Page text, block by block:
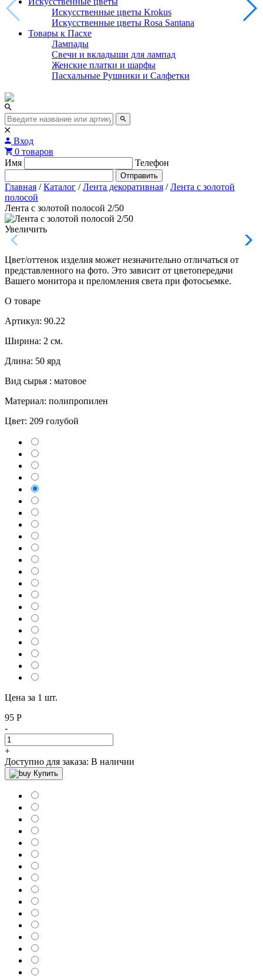
Искусственные цветы Krokus
Искусственные цветы Rosa Santana
Товары к Пасхе
Лампады
Свечи и вкладыши для лампад
Женские платки и шарфы
Пасхальные Рушники и Салфетки
Вход
0 товаров
Имя
Телефон
Отправить
Главная / Каталог / Лента декоративная / Лента с золотой
полосой
Лента с золотой полосой 2/50
Увеличить
Цвет/оттенок изделия может незначительно отличаться от
представленного на фото. Это зависит от цветопередачи
Вашего монитора и преломления света при фотосьемке.
О товаре
Артикул: 90.22
Ширина: 2 см.
Длина: 50 ярд
Вид сырья : матовое
Материал: полипропилен
Цвет: 209 голубой
Цена за 1 шт.
95 Р
-
+
Доступно для заказа: В наличии
Купить